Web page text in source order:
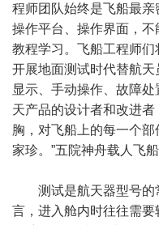
程师团队始终是飞船最
操作平台、操作界面，
教程学习。飞船工程师
开展地面测试时代替航
显示、手动操作、故障
天产品的设计者和改进
胸，对飞船上的每一个
家珍。”五院神舟载人飞
测试是航天器型号
言，进入舱内时往往需